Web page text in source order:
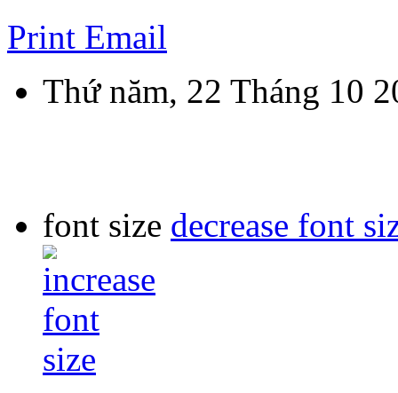
Print Email
Thứ năm, 22 Tháng 10
font size decrease font